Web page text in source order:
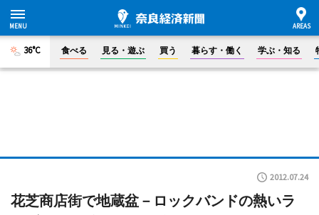
36°C 食べる 見る・遊ぶ 買う 暮らす・働く 学ぶ・知る
2012.07.24
花芝商店街で地蔵盆－ロックバンドの熱いラ